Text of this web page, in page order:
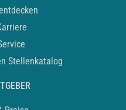
Stellenkatalog